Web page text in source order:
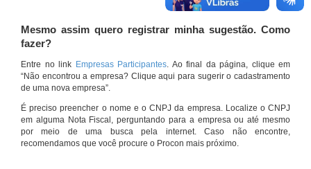
Mesmo assim quero registrar minha sugestão. Como
fazer?
Entre no link Empresas Participantes. Ao final da página, clique em
“Não encontrou a empresa? Clique aqui para sugerir o cadastramento
de uma nova empresa”.
É preciso preencher o nome e o CNPJ da empresa. Localize o CNPJ
em alguma Nota Fiscal, perguntando para a empresa ou até mesmo
por meio de uma busca pela internet. Caso não encontre,
recomendamos que você procure o Procon mais próximo.